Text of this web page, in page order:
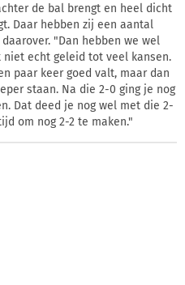
de bal brengt en heel dicht
Daar hebben zij een aantal
"Dan hebben we wel
echt geleid tot veel kansen.
paar keer goed valt, maar dan
staan. Na die 2-0 ging je nog
Dat deed je nog wel met die 2-
om nog 2-2 te maken."